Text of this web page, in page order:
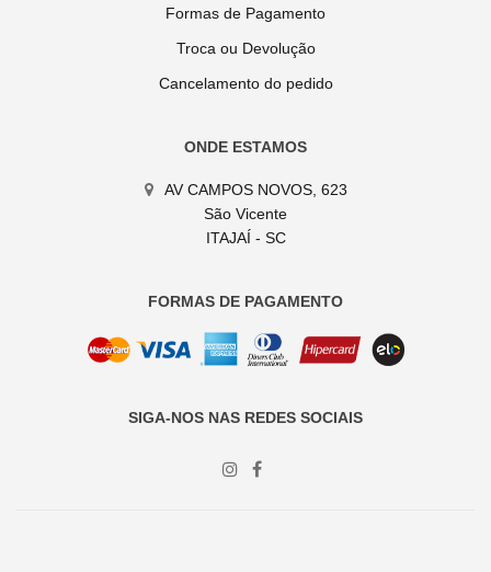
Formas de Pagamento
Troca ou Devolução
Cancelamento do pedido
ONDE ESTAMOS
AV CAMPOS NOVOS, 623
São Vicente
ITAJAÍ - SC
FORMAS DE PAGAMENTO
SIGA-NOS NAS REDES SOCIAIS